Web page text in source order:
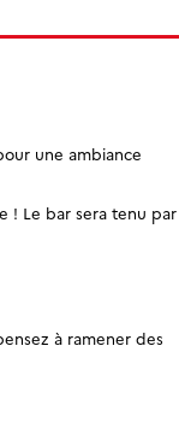
une ambiance
! Le bar sera tenu par
à ramener des